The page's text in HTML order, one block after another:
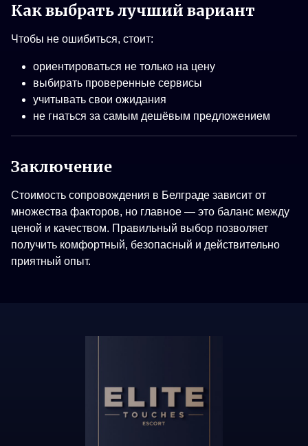
Как выбрать лучший вариант
Чтобы не ошибиться, стоит:
ориентироваться не только на цену
выбирать проверенные сервисы
учитывать свои ожидания
не гнаться за самым дешёвым предложением
Заключение
Стоимость сопровождения в Белграде зависит от
множества факторов, но главное — это баланс между
ценой и качеством. Правильный выбор позволяет
получить комфортный, безопасный и действительно
приятный опыт.